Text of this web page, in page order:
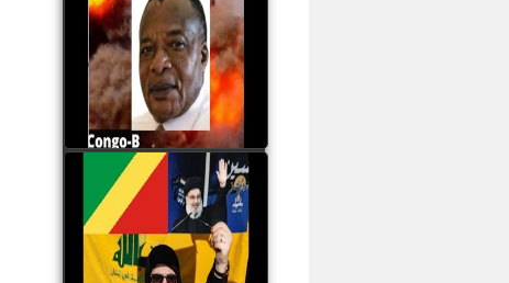
Poaty Pangou La
Conférence des ethnies
est la seule solution pour
éviter la scission du
Congo B
watch video
Les liaisons dangereuses
du clan Sassou Nguesso
avec le Hezbollah
watch video